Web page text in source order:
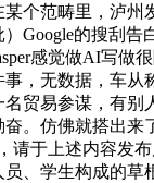
个范畴里，泸州
Google的搜刮告
感觉做AI写做
，无数据，车从
贸易参谋，有别
。仿佛就搭出来
请于上述内容发
、学生构成的草